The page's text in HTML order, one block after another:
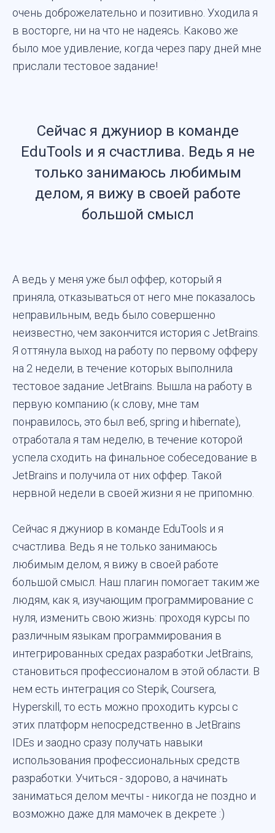
очень доброжелательно и позитивно. Уходила я
в восторге, ни на что не надеясь. Каково же
было мое удивление, когда через пару дней мне
прислали тестовое задание!
Сейчас я джуниор в команде
EduTools и я счастлива. Ведь я не
только занимаюсь любимым
делом, я вижу в своей работе
большой смысл
А ведь у меня уже был оффер, который я
приняла, отказываться от него мне показалось
неправильным, ведь было совершенно
неизвестно, чем закончится история с JetBrains.
Я оттянула выход на работу по первому офферу
на 2 недели, в течение которых выполнила
тестовое задание JetBrains. Вышла на работу в
первую компанию (к слову, мне там
понравилось, это был веб, spring и hibernate),
отработала я там неделю, в течение которой
успела сходить на финальное собеседование в
JetBrains и получила от них оффер. Такой
нервной недели в своей жизни я не припомню.
Сейчас я джуниор в команде EduTools и я
счастлива. Ведь я не только занимаюсь
любимым делом, я вижу в своей работе
большой смысл. Наш плагин помогает таким же
людям, как я, изучающим программирование с
нуля, изменить свою жизнь: проходя курсы по
различным языкам программирования в
интегрированных средах разработки JetBrains,
становиться профессионалом в этой области. В
нем есть интеграция со Stepik, Coursera,
Hyperskill, то есть можно проходить курсы с
этих платформ непосредственно в JetBrains
IDEs и заодно сразу получать навыки
использования профессиональных средств
разработки. Учиться - здорово, а начинать
заниматься делом мечты - никогда не поздно и
возможно даже для мамочек в декрете :)